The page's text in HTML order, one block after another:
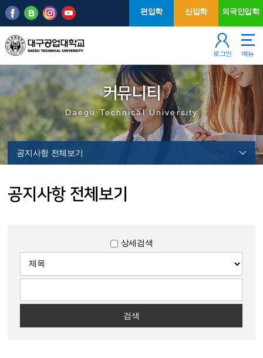
주메뉴
본문 바로가기
편입학 신입학 외국인입학
로그인 메뉴
커뮤니티
Daegu Technical University
공지사항 전체보기
공지사항 전체보기
상세검색
검색